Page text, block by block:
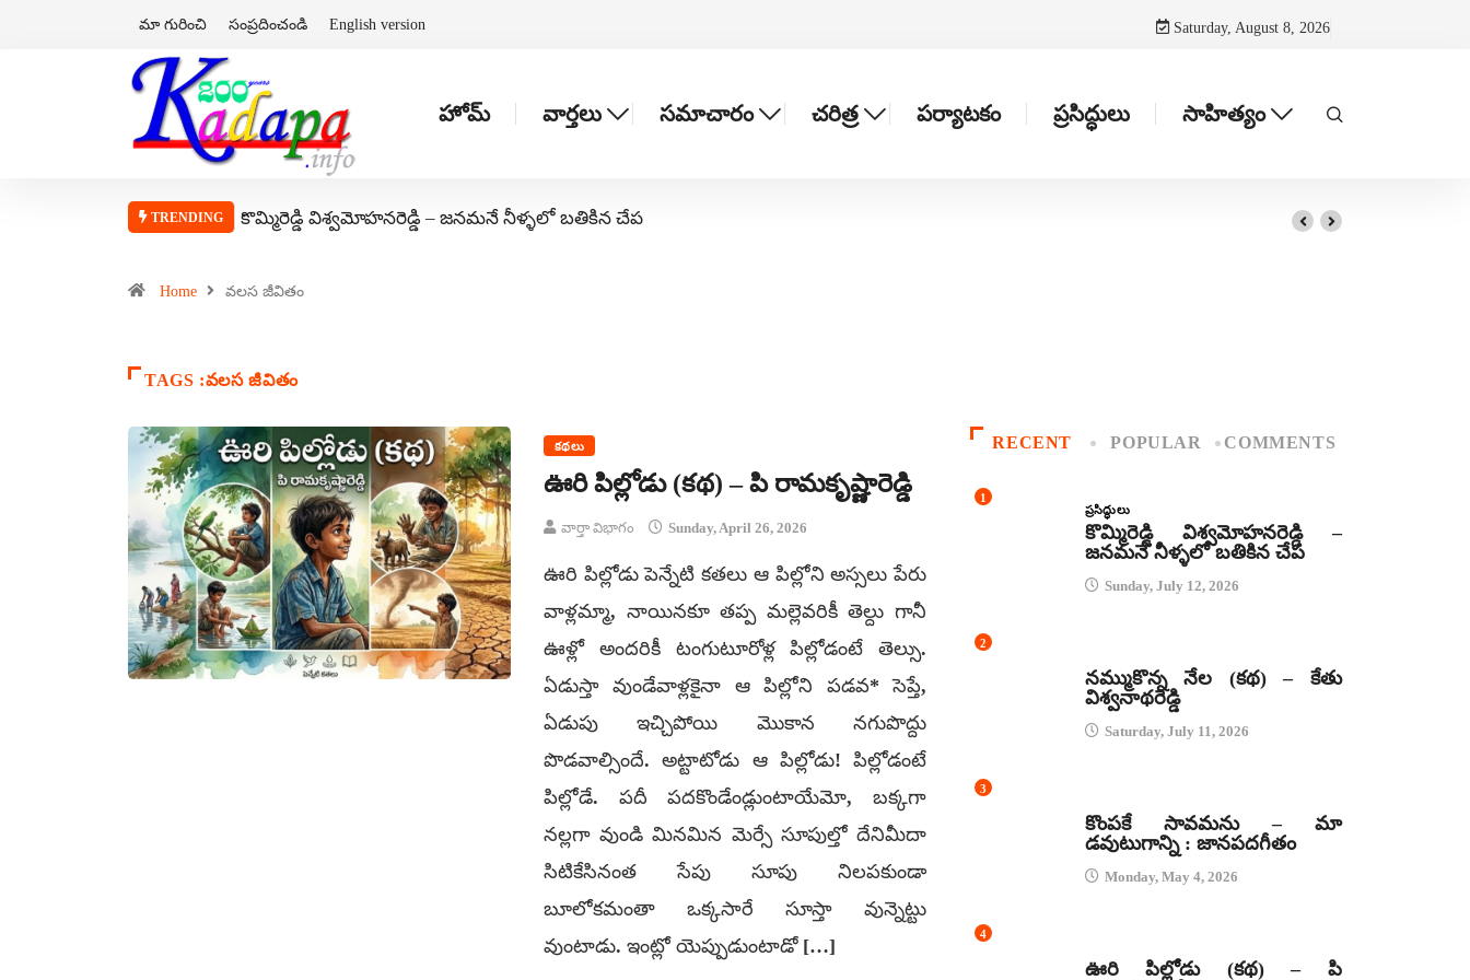
మా గురించి సంప్రదించండి English version Saturday, August 8, 2026
హోమ్ వార్తలు సమాచారం చరిత్ర పర్యాటకం ప్రసిద్ధులు సాహిత్యం
TRENDING కొమ్మిరెడ్డి విశ్వమోహనరెడ్డి – జనమనే నీళ్ళలో బతికిన చేప
Home వలస జీవితం
TAGS :వలస జీవితం
కథలు
ఊరి పిల్లోడు (కథ) – పి రామకృష్ణారెడ్డి
వార్తా విభాగం Sunday, April 26, 2026
ఊరి పిల్లోడు పెన్నేటి కతలు ఆ పిల్లోని అస్సలు పేరు
వాళ్లమ్మా, నాయినకూ తప్ప మల్లెవరికీ తెల్దు గానీ
ఊళ్లో అందరికీ టంగుటూరోళ్ల పిల్లోడంటే తెల్సు.
ఏడుస్తా వుండేవాళ్లకైనా ఆ పిల్లోని పడవ* సెప్తే,
ఏడుపు ఇచ్చిపోయి మొకాన నగుపొద్దు
పొడవాల్సిందే. అట్టాటోడు ఆ పిల్లోడు! పిల్లోడంటే
పిల్లోడే. పదీ పదకొండేండ్లుంటాయేమో, బక్కగా
నల్లగా వుండి మినమిన మెర్సే సూపుల్తో దేనిమీదా
సిటికేసినంత సేపు సూపు నిలపకుండా
బూలోకమంతా ఒక్కసారే సూస్తా వున్నెట్టు
వుంటాడు. ఇంట్లో యెప్పుడుంటాడో […]
RECENT POPULAR COMMENTS
1
ప్రసిద్ధులు
కొమ్మిరెడ్డి విశ్వమోహనరెడ్డి –
జనమనే నీళ్ళలో బతికిన చేప
Sunday, July 12, 2026
2
నమ్ముకొన్న నేల (కథ) – కేతు
విశ్వనాథరెడ్డి
Saturday, July 11, 2026
3
కొంపకే సావమను – మా
డవుటుగాన్ని : జానపదగీతం
Monday, May 4, 2026
4
ఊరి పిల్లోడు (కథ) – పి